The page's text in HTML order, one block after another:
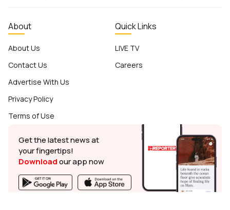
About
About Us
Contact Us
Advertise With Us
Privacy Policy
Terms of Use
Quick Links
LIVE TV
Careers
Get the latest news at
your fingertips!
Downloadour app now